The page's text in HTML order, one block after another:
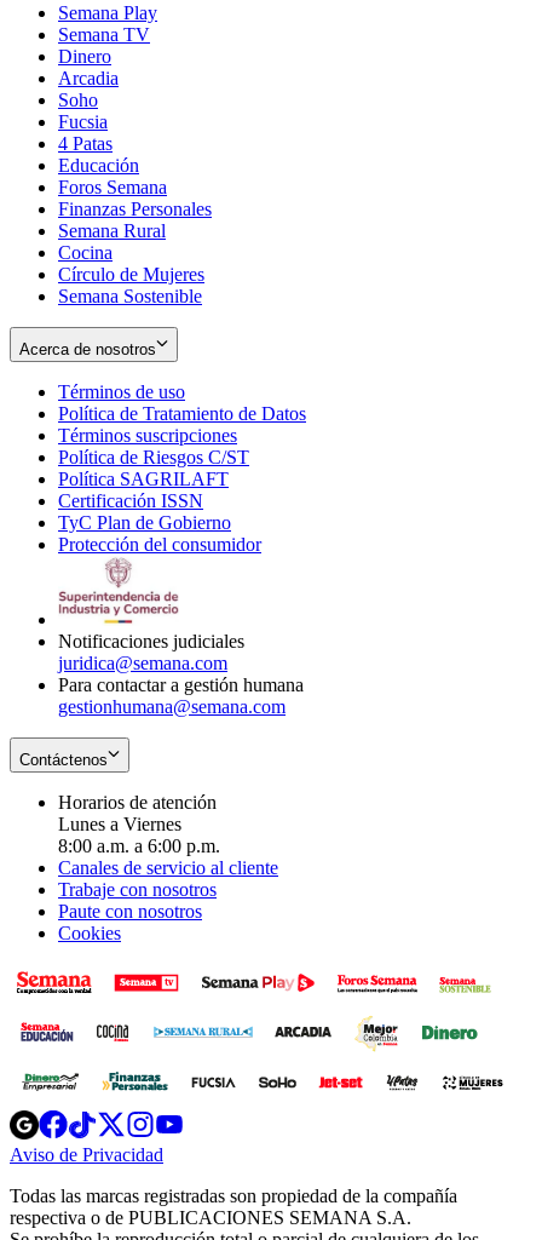
Semana Play
Semana TV
Dinero
Arcadia
Soho
in
new
window
Fucsia
in
new
window
4 Patas
Educación
Foros Semana
Finanzas Personales
Semana Rural
Cocina
Círculo de Mujeres
Semana Sostenible
Acerca de nosotros
Términos de uso
in
new
window
Política de Tratamiento de Datos
Términos suscripciones
in
Política de Riesgos C/ST
Política SAGRILAFT
new
window
Certificación ISSN
in
new
TyC Plan de Gobierno
in
Protección del consumidorOpens
Notificaciones judiciales
juridica@semana.com
Para contactar a gestión humana
gestionhumana@semana.com
Contáctenos
Horarios de atención
Lunes a Viernes
8:00 a.m. a 6:00 p.m.
Canales de servicio al cliente
Trabaje con nosotros
Paute con nosotros
Cookies
Opens
in
new
Opens
in
new
Opens
in
new
window
Opens
new
windowwindow
Aviso de Privacidad
new
window
Todas las marcas registradas son propiedad de la compañía
respectiva o de PUBLICACIONES SEMANA S.A.